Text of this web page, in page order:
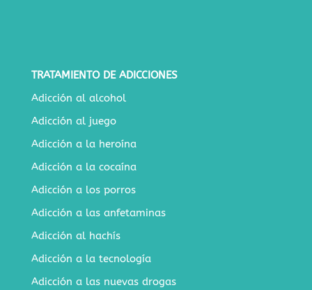
TRATAMIENTO DE ADICCIONES
Adicción al alcohol
Adicción al juego
Adicción a la heroína
Adicción a la cocaína
Adicción a los porros
Adicción a las anfetaminas
Adicción al hachís
Adicción a la tecnología
Adicción a las nuevas drogas